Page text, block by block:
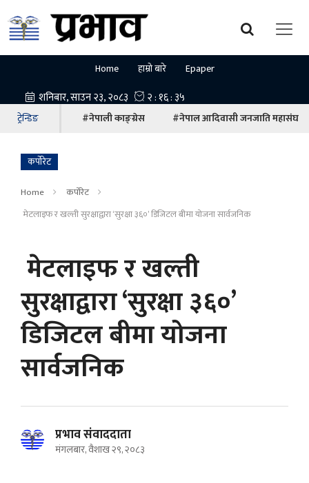
Home हाम्रो बारे Epaper
ट्रेन्डिङ #नेपाली काङ्ग्रेस #नेपाल आदिवासी जनजाति महासंघ
कर्पोरेट
Home
कर्पोरेट
मेटलाइफ र खल्ती सुरक्षाद्वारा ‘सुरक्षा ३६०’ डिजिटल बीमा योजना सार्वजनिक
मेटलाइफ र खल्ती
सुरक्षाद्वारा ‘सुरक्षा ३६०’
डिजिटल बीमा योजना
सार्वजनिक
प्रभाव संवाददाता
मंगलबार, वैशाख २९, २०८३